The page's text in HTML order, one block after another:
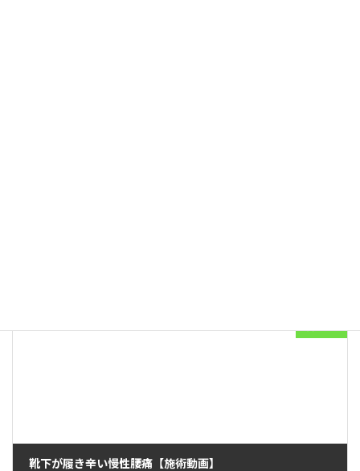
靴下が履き辛い慢性腰痛【施術動画】